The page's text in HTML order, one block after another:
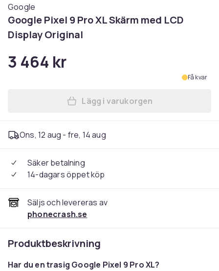
Google
Google Pixel 9 Pro XL Skärm med LCD
Display Original
3 464 kr
Få kvar
Lägg till Google Pixel 9 Pro
Lägg i varukorgen
Ons, 12 aug - fre, 14 aug
Säker betalning
14-dagars öppet köp
Säljs och levereras av
phonecrash.se
Produktbeskrivning
Har du en trasig Google Pixel 9 Pro XL?